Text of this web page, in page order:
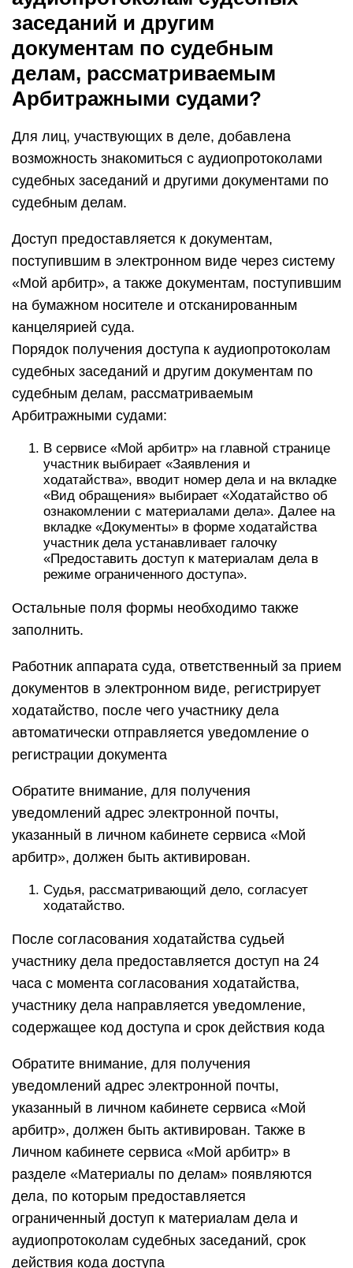
заседаний и другим
документам по судебным
делам, рассматриваемым
Арбитражными судами?
Для лиц, участвующих в деле, добавлена
возможность знакомиться с аудиопротоколами
судебных заседаний и другими документами по
судебным делам.
Доступ предоставляется к документам,
поступившим в электронном виде через систему
«Мой арбитр», а также документам, поступившим
на бумажном носителе и отсканированным
канцелярией суда.
Порядок получения доступа к аудиопротоколам
судебных заседаний и другим документам по
судебным делам, рассматриваемым
Арбитражными судами:
В сервисе «Мой арбитр» на главной странице
участник выбирает «Заявления и
ходатайства», вводит номер дела и на вкладке
«Вид обращения» выбирает «Ходатайство об
ознакомлении с материалами дела». Далее на
вкладке «Документы» в форме ходатайства
участник дела устанавливает галочку
«Предоставить доступ к материалам дела в
режиме ограниченного доступа».
Остальные поля формы необходимо также
заполнить.
Работник аппарата суда, ответственный за прием
документов в электронном виде, регистрирует
ходатайство, после чего участнику дела
автоматически отправляется уведомление о
регистрации документа
Обратите внимание, для получения
уведомлений адрес электронной почты,
указанный в личном кабинете сервиса «Мой
арбитр», должен быть активирован.
Судья, рассматривающий дело, согласует
ходатайство.
После согласования ходатайства судьей
участнику дела предоставляется доступ на 24
часа с момента согласования ходатайства,
участнику дела направляется уведомление,
содержащее код доступа и срок действия кода
Обратите внимание, для получения
уведомлений адрес электронной почты,
указанный в личном кабинете сервиса «Мой
арбитр», должен быть активирован. Также в
Личном кабинете сервиса «Мой арбитр» в
разделе «Материалы по делам» появляются
дела, по которым предоставляется
ограниченный доступ к материалам дела и
аудиопротоколам судебных заседаний, срок
действия кода доступа